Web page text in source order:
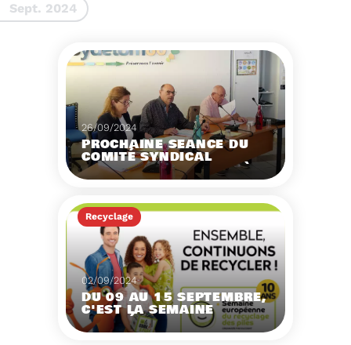
Sept. 2024
26/09/2024
PROCHAINE SÉANCE DU
COMITÉ SYNDICAL
MERCREDI 2 OCTOBRE À 9
HEURES
Voir plus
Recyclage
02/09/2024
DU 09 AU 15 SEPTEMBRE,
C'EST LA SEMAINE
EUROPÉENNE DU
RECYCLAGE DES PILES !